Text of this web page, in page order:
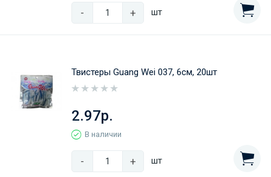
- + шт
Твистеры Guang Wei 037, 6см, 20шт
2.97р.
В наличии
- + шт